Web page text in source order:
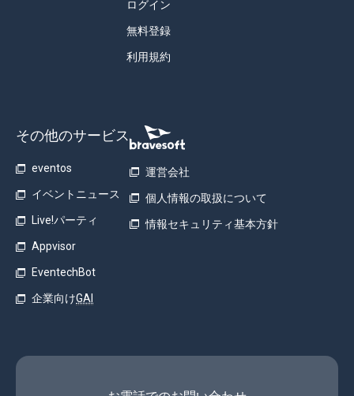
ログイン
無料登録
利用規約
その他のサービス
eventos
イベントニュース
Live!パーティ
Appvisor
EventechBot
企業向けGAI
運営会社
個人情報の取扱について
情報セキュリティ基本方針